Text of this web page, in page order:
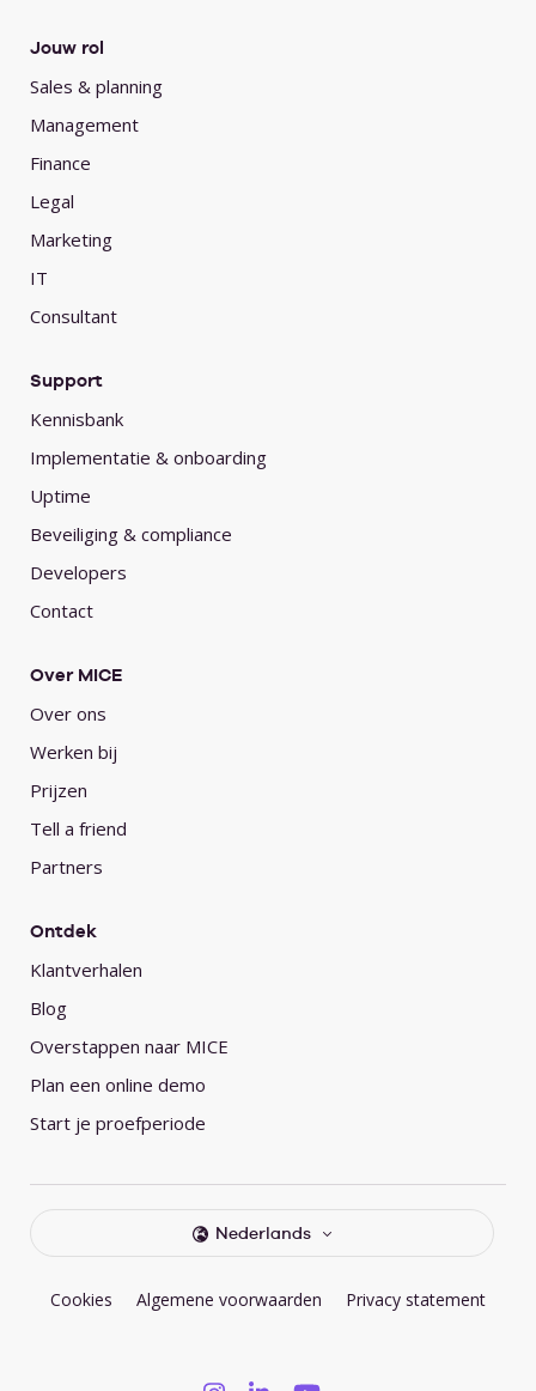
Jouw rol
Sales & planning
Management
Finance
Legal
Marketing
IT
Consultant
Support
Kennisbank
Implementatie & onboarding
Uptime
Beveiliging & compliance
Developers
Contact
Over MICE
Over ons
Werken bij
Prijzen
Tell a friend
Partners
Ontdek
Klantverhalen
Blog
Overstappen naar MICE
Plan een online demo
Start je proefperiode
Nederlands
Cookies Algemene voorwaarden Privacy statement